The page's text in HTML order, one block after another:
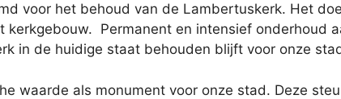
voor het behoud van de Lambertuskerk. Het
Permanent en intensief onderhoud
in de huidige staat behouden blijft voor onze
waarde als monument voor onze stad. Deze